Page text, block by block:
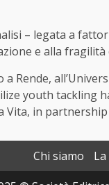
– legata a
e alla
Rende,
youth tackling
Vita, in
Chi siamo